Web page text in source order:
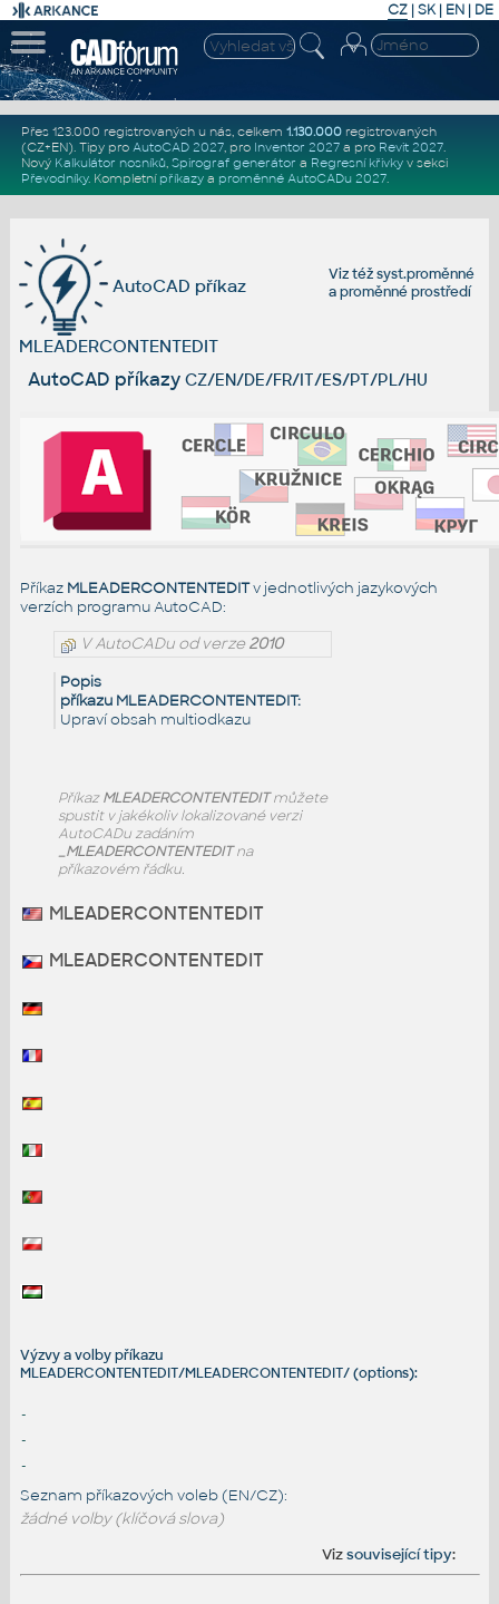
CZ | SK| EN | DE
Přes 123.000 registrovaných u nás, celkem 1.130.000registrovaných
(CZ+EN). Tipy pro AutoCAD 2027, pro Inventor 2027a pro Revit 2027.
Nový Kalkulátor nosníků, Spirograf generátor a Regresní křivkyv sekci
Převodníky. Kompletní příkazya proměnné AutoCADu 2027.
Viz téžsyst.proměnné
aproměnné prostředí
AutoCAD příkaz
MLEADERCONTENTEDIT
AutoCAD příkazy CZ/EN/DE/FR/IT/ES/PT/PL/HU
Příkaz MLEADERCONTENTEDITv jednotlivých jazykových
verzích programu AutoCAD:
V AutoCADu od verze2010
Popis
příkazu MLEADERCONTENTEDIT:
Upraví obsah multiodkazu
PříkazMLEADERCONTENTEDITmůžete
spustit v jakékoliv lokalizované verzi
AutoCADu zadáním
_MLEADERCONTENTEDITna
příkazovém řádku.
MLEADERCONTENTEDIT
MLEADERCONTENTEDIT
Výzvy a volby příkazu
MLEADERCONTENTEDIT/MLEADERCONTENTEDIT/ (options):
-
-
-
Seznam příkazových voleb (EN/CZ):
žádné volby (klíčová slova)
Vizsouvisející tipy: